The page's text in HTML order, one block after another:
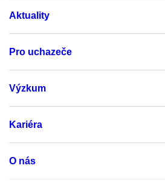
Aktuality
Pro uchazeče
Výzkum
Kariéra
O nás